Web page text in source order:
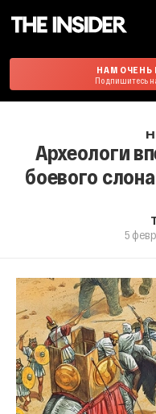
НАМ
Подпишитесь
Археологи
боевого
5